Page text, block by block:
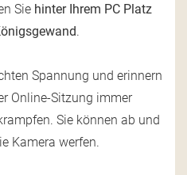
Sie hinter Ihrem PC Platz
.
Spannung und erinnern
Online-Sitzung immer
Sie können ab und
Kamera werfen.